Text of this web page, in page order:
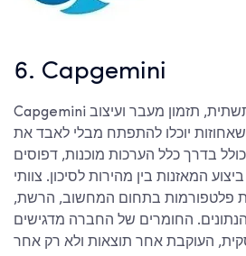
6. Capgemini
Capgemini עוסקת באסטרטגיית תשתית, תזמון מעבר ועיצוב
שאחוזות יוכלו להתפתח מבלי לאבד את
כולל בדרך כלל הערכות מוכנות, דפוסים
ביצוע המאזנות בין מהירות לסיכון. צוותי
פלטפורמות בתחום המחשוב, הרשת,
החומרים של החברה מדגישים
העוקבת אחר תוצאות ולא רק אחר